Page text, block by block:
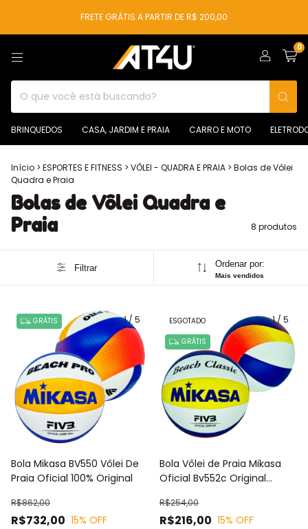
FRETE GRÁTIS A PARTIR DE R$ 200,00
0
BRINQUEDOS CASA, JARDIM E PRAIA CARRO E MOTO
Início > ESPORTES E FITNESS > VÔLEI - QUADRA E PRAIA > Bolas de Vôlei
Quadra e Praia
Bolas de Vôlei Quadra e
Praia
8 produtos
Filtrar Ordenar por:
Mais vendidos
1/ 5
GRÁTIS
Bola Mikasa BV550 Vôlei De
Praia Oficial 100% Original
R$732,00
R$862,00
15% OFF
1/ 5
ESGOTADO
GRÁTIS
Bola Vôlei de Praia Mikasa
Oficial Bv552c Original
Modelo VXL30 Antigo
R$216,00
R$254,00
15% OFF